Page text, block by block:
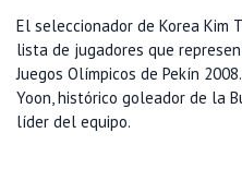
El seleccionador de Korea Kim
lista de jugadores que
Juegos Olímpicos de Pekín
Yoon, histórico goleador de la
líder del equipo.